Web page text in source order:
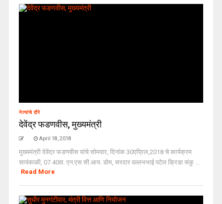
नेत्यांचे दौरे
देवेंद्र फडणवीस, मुख्यमंत्री
April 18, 2018
मुख्यमंत्री देवेंद्र फडणवीस यांचे सोमवार, दिनांक 30एप्रिल,2018 चे कार्यक्रम
सायंकाळी, 07.40वा. एन.एस.सी.आय. डोम, सरदार वल्लभभाई पटेल क्रिडा संकु ...
Read More